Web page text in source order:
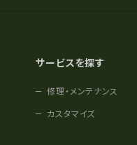
サービスを探す
修理・メンテナンス
カスタマイズ